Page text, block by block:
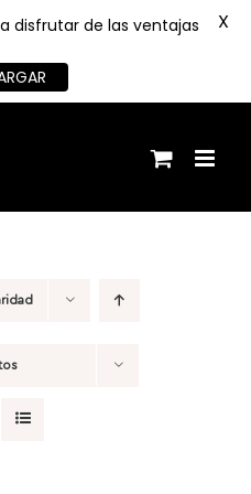
disfrutar de las ventajas
X